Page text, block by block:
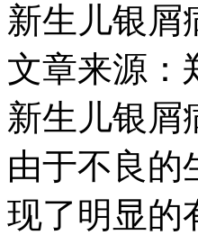
新生儿银屑
文章来源：
新生儿银屑
由于不良的
现了明显的